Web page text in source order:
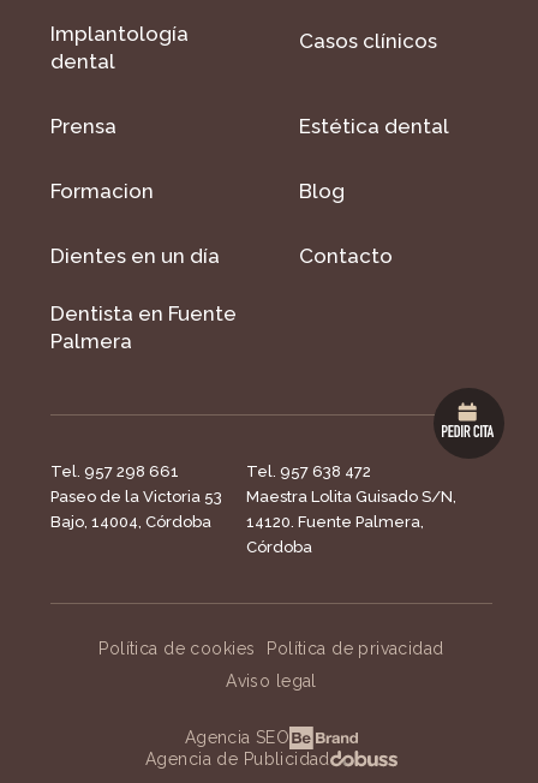
Implantología
dental
Casos clínicos
Prensa Estética dental
Formacion Blog
Dientes en un día Contacto
Dentista en Fuente
Palmera
Tel. 957 298 661
Paseo de la Victoria 53
Bajo, 14004, Córdoba
Tel. 957 638 472
Maestra Lolita Guisado S/N,
14120. Fuente Palmera,
Córdoba
Política de cookies
Política de privacidad
Aviso legal
Agencia SEO
Agencia de Publicidad